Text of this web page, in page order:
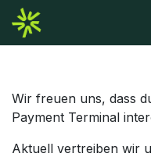
Zum Inhalt springen
Wir freuen uns, dass
Payment Terminal
Aktuell vertreiben wir